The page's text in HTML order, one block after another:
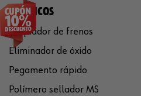
QUÍMICOS
Limpiador de frenos
Eliminador de óxido
Pegamento rápido
Polímero sellador MS